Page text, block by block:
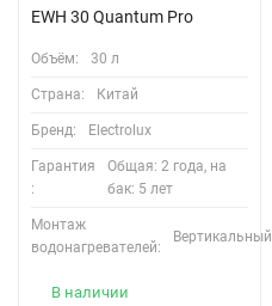
EWH 30 Quantum Pro
Объём: 30 л
Страна: Китай
Бренд: Electrolux
Гарантия
:
Общая: 2 года, на
бак: 5 лет
Монтаж
водонагревателей:
Вертикальный
В наличии